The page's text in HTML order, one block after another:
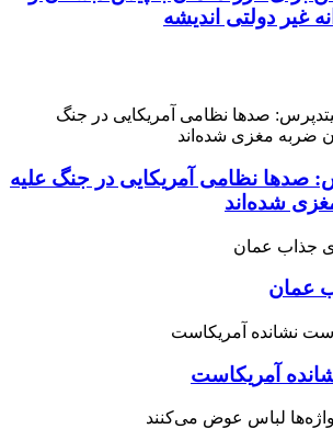
غیر دولتی اندیشه
صدها نظامی آمریکایی در جنگ علیه
شده‌اند
عمان
آمریکاست